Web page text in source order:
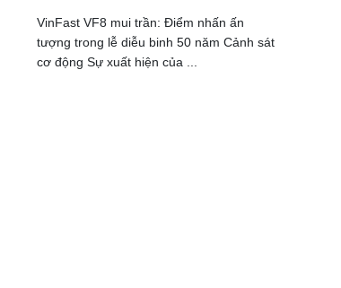
VinFast VF8 mui trần: Điểm nhấn ấn
tượng trong lễ diễu binh 50 năm Cảnh sát
cơ động Sự xuất hiện của ...